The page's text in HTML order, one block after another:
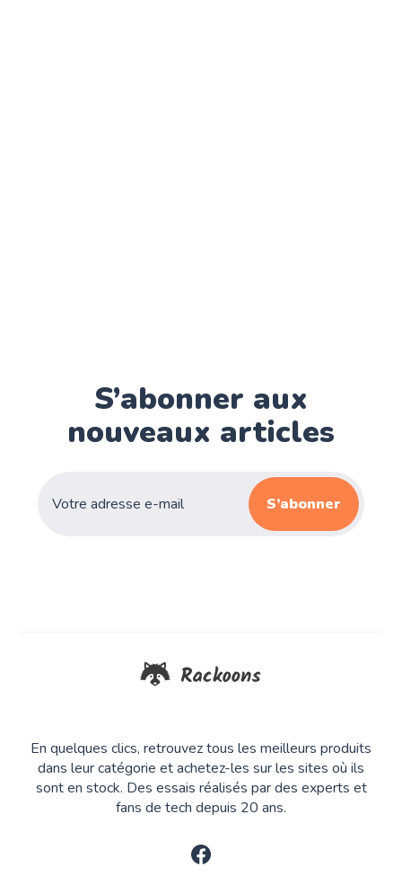
S’abonner aux
nouveaux articles
S’abonner
En quelques clics, retrouvez tous les meilleurs produits
dans leur catégorie et achetez-les sur les sites où ils
sont en stock. Des essais réalisés par des experts et
fans de tech depuis 20 ans.